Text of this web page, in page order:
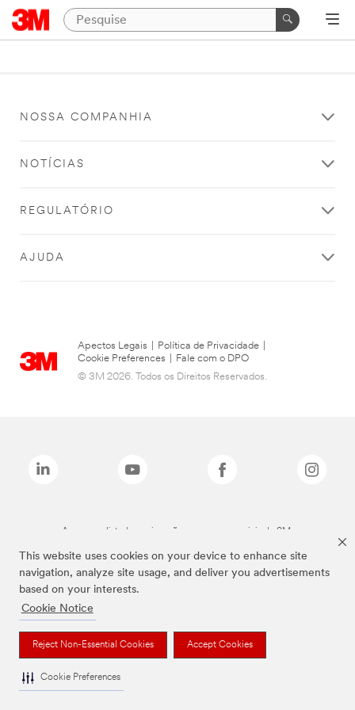
This website uses cookies on your device to enhance site
navigation, analyze site usage, and deliver you advertisements
based on your interests.
Cookie Notice
Reject Non-Essential Cookies Accept Cookies
Cookie Preferences
NOSSA COMPANHIA
NOTÍCIAS
REGULATÓRIO
AJUDA
Apectos Legais Política de Privacidade
Cookie Preferences
Fale com o DPO
© 3M 2026. Todos os Direitos Reservados.
As marcas listadas a cima são marcas comerciais da 3M.